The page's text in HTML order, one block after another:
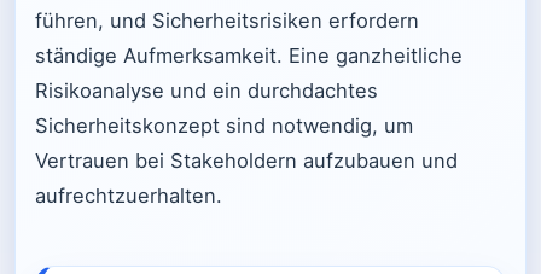
führen, und Sicherheitsrisiken erfordern
ständige Aufmerksamkeit. Eine ganzheitliche
Risikoanalyse und ein durchdachtes
Sicherheitskonzept sind notwendig, um
Vertrauen bei Stakeholdern aufzubauen und
aufrechtzuerhalten.